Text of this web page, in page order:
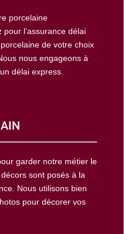
porcelaine
l’assurance délai
de votre choix
nous engageons à
délai express.
garder notre métier le
sont posés à la
Nous utilisons bien
pour décorer vos